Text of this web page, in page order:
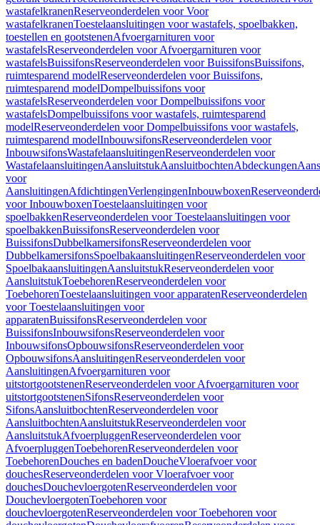
wastafelkranenReserveonderdelen voor Voor
wastafelkranenToestelaansluitingen voor wastafels, spoelbakken,
toestellen en gootstenenAfvoergarnituren voor
wastafelsReserveonderdelen voor Afvoergarnituren voor
wastafelsBuissifonsReserveonderdelen voor BuissifonsBuissifons,
ruimtesparend modelReserveonderdelen voor Buissifons,
ruimtesparend modelDompelbuissifons voor
wastafelsReserveonderdelen voor Dompelbuissifons voor
wastafelsDompelbuissifons voor wastafels, ruimtesparend
modelReserveonderdelen voor Dompelbuissifons voor wastafels,
ruimtesparend modelInbouwsifonsReserveonderdelen voor
InbouwsifonsWastafelaansluitingenReserveonderdelen voor
WastafelaansluitingenAansluitstukAansluitbochtenAbdeckungen
voor
AansluitingenAfdichtingenVerlengingenInbouwboxen
voor InbouwboxenToestelaansluitingen voor
spoelbakkenReserveonderdelen voor Toestelaansluitingen voor
spoelbakkenBuissifonsReserveonderdelen voor
BuissifonsDubbelkamersifonsReserveonderdelen voor
DubbelkamersifonsSpoelbakaansluitingenReserveonderdelen voor
SpoelbakaansluitingenAansluitstukReserveonderdelen voor
AansluitstukToebehorenReserveonderdelen voor
ToebehorenToestelaansluitingen voor apparatenReserveonderdelen
voor Toestelaansluitingen voor
apparatenBuissifonsReserveonderdelen voor
BuissifonsInbouwsifonsReserveonderdelen voor
InbouwsifonsOpbouwsifonsReserveonderdelen voor
OpbouwsifonsAansluitingenReserveonderdelen voor
AansluitingenAfvoergarnituren voor
uitstortgootstenenReserveonderdelen voor Afvoergarnituren voor
uitstortgootstenenSifonsReserveonderdelen voor
SifonsAansluitbochtenReserveonderdelen voor
AansluitbochtenAansluitstukReserveonderdelen voor
AansluitstukAfvoerpluggenReserveonderdelen voor
AfvoerpluggenToebehorenReserveonderdelen voor
ToebehorenDouches en badenDoucheVloerafvoer voor
douchesReserveonderdelen voor Vloerafvoer voor
douchesDouchevloergotenReserveonderdelen voor
DouchevloergotenToebehoren voor
douchevloergotenReserveonderdelen voor Toebehoren voor